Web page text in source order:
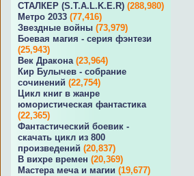
СТАЛКЕР (S.T.A.L.K.E.R) (288,980)
Метро 2033 (77,416)
Звездные войны (73,979)
Боевая магия - серия фэнтези
(25,943)
Век Дракона (23,964)
Кир Булычев - собрание
сочинений (22,754)
Цикл книг в жанре
юмористическая фантастика
(22,365)
Фантастический боевик -
скачать цикл из 800
произведений (20,837)
В вихре времен (20,369)
Мастера меча и магии (19,677)